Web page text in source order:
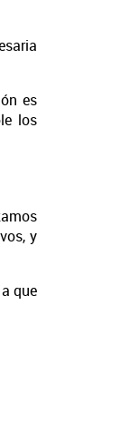
es
los
y
que